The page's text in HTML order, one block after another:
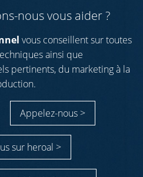
nous vous aider ?
vous conseillent sur toutes
ainsi que
pertinents, du marketing à la
Appelez-nous >
sur heroal >